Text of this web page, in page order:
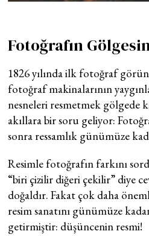
Fotoğrafın
1826 yılında ilk fotoğraf
fotoğraf makinalarının
nesneleri resmetmek gölgede
akıllara bir soru geliyor:
sonra ressamlık günümüze
Resimle fotoğrafın farkını
“biri çizilir diğeri çekilir” diye
doğaldır. Fakat çok daha
resim sanatını günümüze
getirmiştir: düşüncenin resmi!